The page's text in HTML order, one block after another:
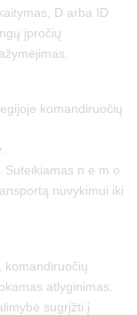
D arba ID
įpročių
komandiruočių
Suteikiamas n e m o
nuvykimui iki
komandiruočių
atlyginimas.
sugrįžti į